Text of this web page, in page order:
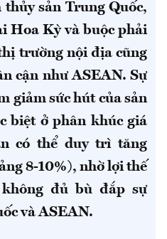
thủy sản Trung Quốc,
Hoa Kỳ và buộc phải
trường nội địa cũng
cận như ASEAN. Sự
giảm sức hút của sản
biệt ở phân khúc giá
có thể duy trì tăng
8-10%), nhờ lợi thế
đủ bù đắp sự
và ASEAN.